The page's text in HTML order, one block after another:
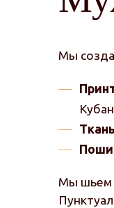
Мы
Ткань
Мы шьем